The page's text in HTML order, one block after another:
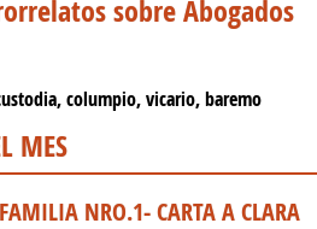
sobre Abogados
columpio, vicario, baremo
MES
NRO.1- CARTA A CLARA